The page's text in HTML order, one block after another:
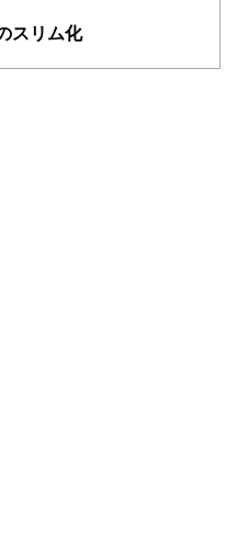
の講義を担当している。
スリム化